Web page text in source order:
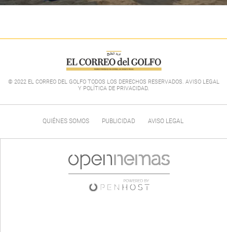
© 2022 EL CORREO DEL GOLFO TODOS LOS DERECHOS RESERVADOS. AVISO LEGAL
Y POLÍTICA DE PRIVACIDAD.
QUIÉNES SOMOS PUBLICIDAD AVISO LEGAL